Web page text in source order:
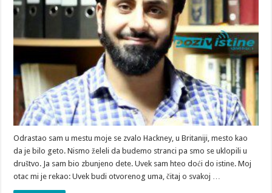
Odrastao sam u mestu moje se zvalo Hackney, u Britaniji, mesto kao
da je bilo geto. Nismo želeli da budemo stranci pa smo se uklopili u
društvo. Ja sam bio zbunjeno dete. Uvek sam hteo doći do istine. Moj
otac mi je rekao: Uvek budi otvorenog uma, čitaj o svakoj …